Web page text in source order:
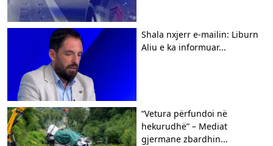
Shala nxjerr e-mailin: Liburn
Aliu e ka informuar...
“Vetura përfundoi në
hekurudhë” – Mediat
gjermane zbardhin...